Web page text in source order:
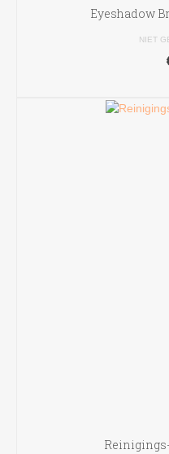
Eyeshadow
NIET